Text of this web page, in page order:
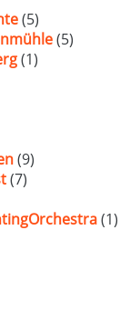
(5)
(5)
(1)
(9)
(7)
(1)